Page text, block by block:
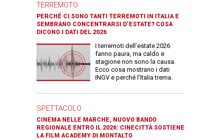
TERREMOTO
PERCHÉ CI SONO TANTI TERREMOTI IN ITALIA E
SEMBRANO CONCENTRARSI D’ESTATE? COSA
DICONO I DATI DEL 2026
I terremoti dell’estate 2026
fanno paura, ma caldo e
stagione non sono la causa.
Ecco cosa mostrano i dati
INGV e perché l’Italia trema.
SPETTACOLO
CINEMA NELLE MARCHE, NUOVO BANDO
REGIONALE ENTRO IL 2026: CINECITTÀ SOSTIENE
LA FILM ACADEMY DI MONTALTO